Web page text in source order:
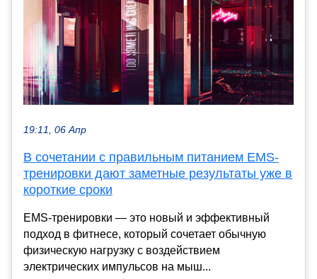
19:11, 06 Апр
В сочетании с правильным питанием EMS-
тренировки дают заметные результаты уже в
короткие сроки
EMS-тренировки — это новый и эффективный
подход в фитнесе, который сочетает обычную
физическую нагрузку с воздействием
электрических импульсов на мыш...